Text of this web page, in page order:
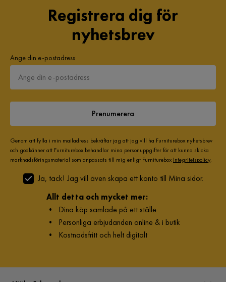
Registrera dig för
nyhetsbrev
Ange din e-postadress
Prenumerera
Genom att fylla i min mailadress bekräftar jag att jag vill ha Furniturebox nyhetsbrev
och godkänner att Furniturebox behandlar mina personuppgifter för att kunna skicka
marknadsföringsmaterial som anpassats till mig enligt Furniturebox Integritetspolicy.
Ja, tack! Jag vill även skapa ett konto till Mina sidor.
Allt detta och mycket mer:
• Dina köp samlade på ett ställe
• Personliga erbjudanden online & i butik
• Kostnadsfritt och helt digitalt